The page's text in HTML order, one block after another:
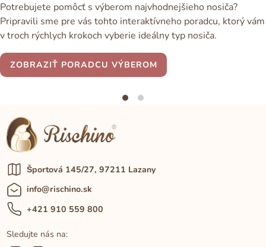
Potrebujete pomôcť s výberom najvhodnejšieho nosiča?
Pripravili sme pre vás tohto interaktívneho poradcu, ktorý vám
v troch rýchlych krokoch vyberie ideálny typ nosiča.
ZOBRAZIŤ PORADCU VÝBEROM
Športová 145/27, 97211 Lazany
info@rischino.sk
+421 910 559 800
Sledujte nás na: